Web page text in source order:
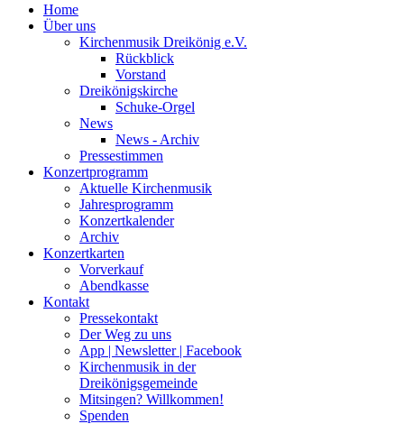
Home
Über uns
Kirchenmusik Dreikönig e.V.
Rückblick
Vorstand
Dreikönigskirche
Schuke-Orgel
News
News - Archiv
Pressestimmen
Konzertprogramm
Aktuelle Kirchenmusik
Jahresprogramm
Konzertkalender
Archiv
Konzertkarten
Vorverkauf
Abendkasse
Kontakt
Pressekontakt
Der Weg zu uns
App | Newsletter | Facebook
Kirchenmusik in der
Dreikönigsgemeinde
Mitsingen? Willkommen!
Spenden